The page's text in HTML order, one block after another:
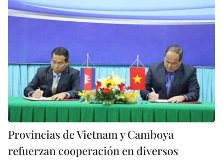
Provincias de Vietnam y Camboya
refuerzan cooperación en diversos